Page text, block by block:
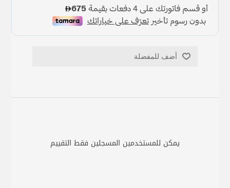
أضف للمفضلة
يمكن للمستخدمين المسجلين فقط التقييم